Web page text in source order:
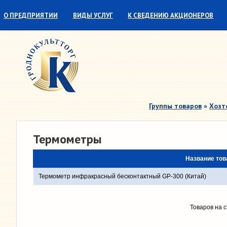
О ПРЕДПРИЯТИИ
СОТРУДНИЧЕСТВО
ПАРТНЕРЫ
ВИДЫ УСЛУГ К СВЕДЕНИЮ АКЦИОНЕРОВ
Группы товаров»
Термометры
Название
Термометр инфракрасный бесконтактный GP-300 (Китай)
Товаров на